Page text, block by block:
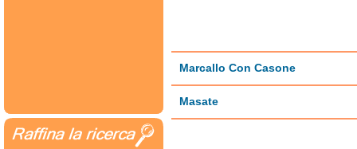
Marcallo Con Casone
Masate